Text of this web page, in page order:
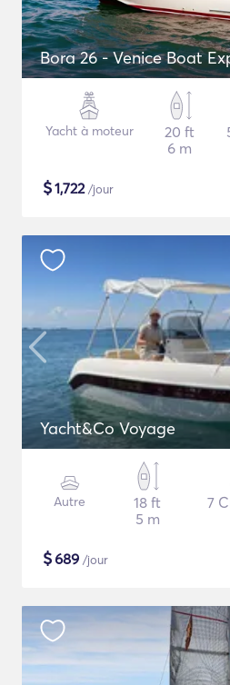
Bora 26 - Venice Boat
Yacht à moteur
20 ft
6 m
$1,722/jour
Yacht&Co Voyage
Autre
18 ft
5 m
7
$689 /jour